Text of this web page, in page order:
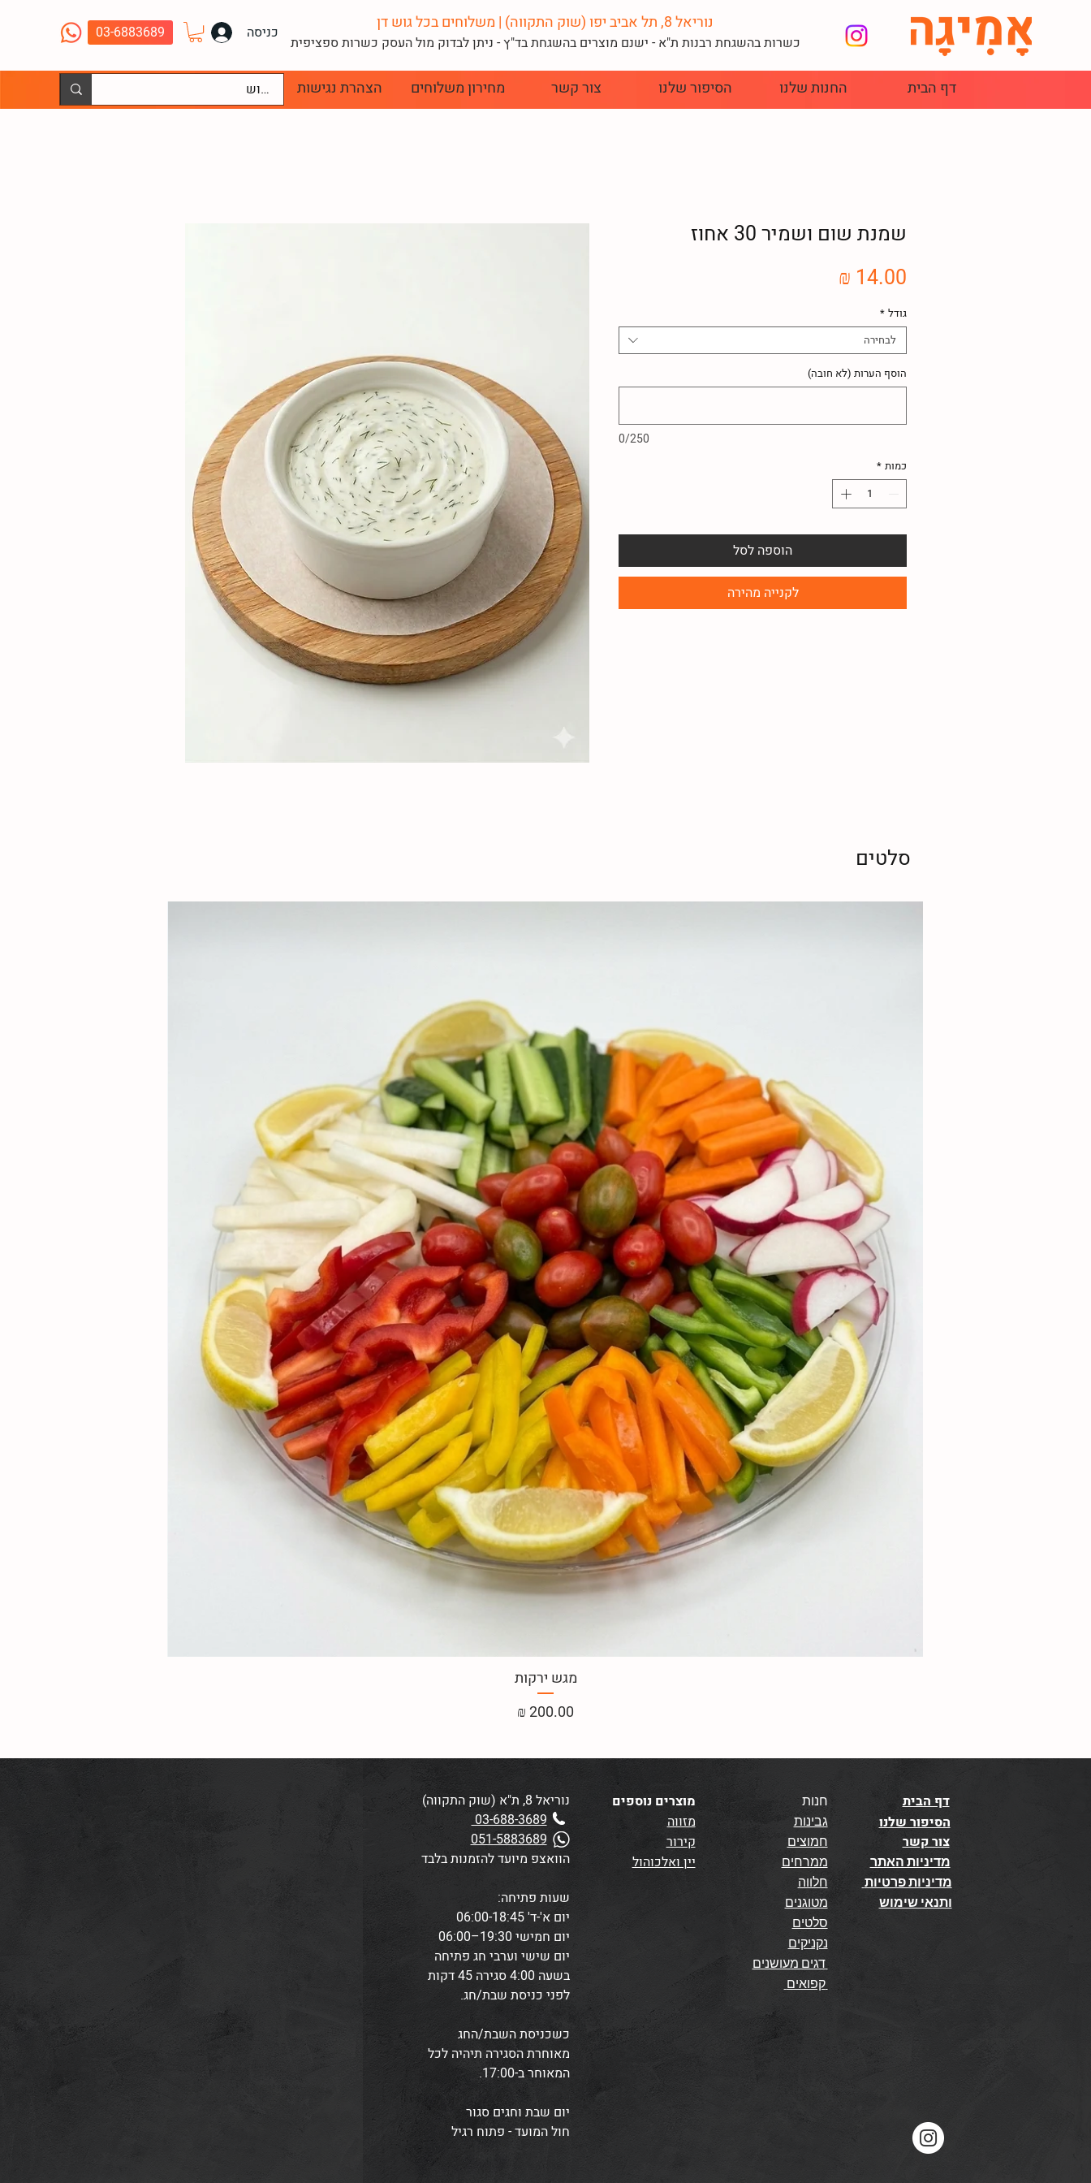
03-6883689 כניסה נוריאל 8, תל אביב יפו (שוק התקווה) | משלוחים בכל גוש דן
כשרות בהשגחת רבנות ת"א - ישנם מוצרים בהשגחת בד"ץ - ניתן לבדוק מול העסק כשרות ספציפית
דף הבית החנות שלנו הסיפור שלנו צור קשר מחירון משלוחים הצהרת נגישות
שמנת שום ושמיר 30 אחוז
גודל *
לבחירה
הוסף הערות (לא חובה)
0/250
כמות *
הוספה לסל
לקנייה מהירה
סלטים
מגש ירקות
מחיר
נוריאל 8, ת"א (שוק התקווה)
03-688-3689
051-5883689
הוואצפ מיועד להזמנות בלבד
שעות פתיחה:
יום א'-ד' 06:00-18:45
יום חמישי 19:30–06:00
יום שישי וערבי חג פתיחה
בשעה 4:00
סגירה 45 דקות
לפני כניסת שבת/חג.
כשכניסת השבת/החג
מאוחרת הסגירה תיהיה לכל
המאוחר ב-17:00.
יום שבת וחגים סגור
חול המועד - פתוח רגיל
מוצרים נוספים
מזווה
קירור
יין ואלכוהול
חנות
גבינות
חמוצים
ממרחים
חלווה
מטוגנים
סלטים
נקניקים
דגים מעושנים
קפואים
דף הבית
הסיפור שלנו
צור קשר
מדיניות האתר
ותנאי שימוש